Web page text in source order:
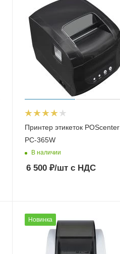
Принтер этикеток POScenter
PC-365W
В наличии
6 500₽/штс НДС
Новинка